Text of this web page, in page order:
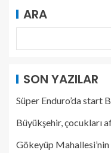
ARA
SON YAZILAR
Süper Enduro’da start
Büyükşehir, çocukları
Gökeyüp